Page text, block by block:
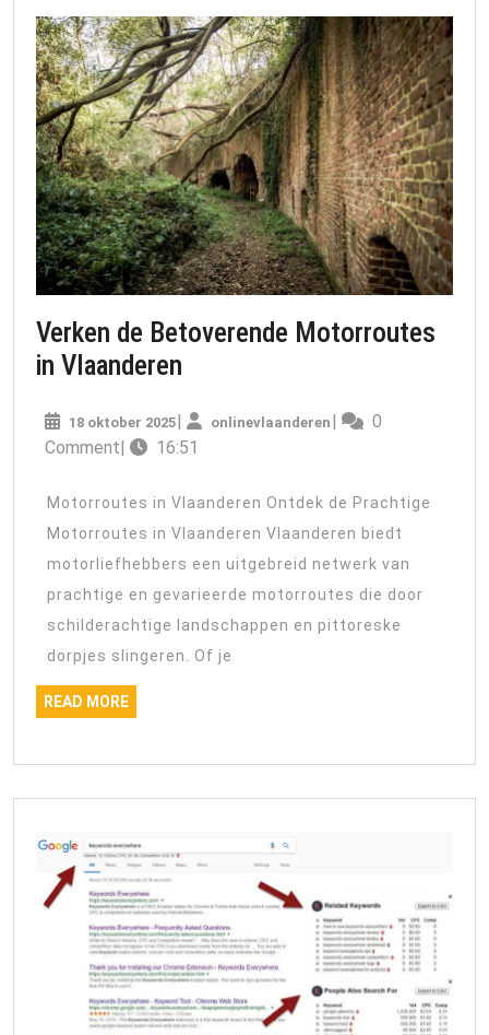
Verken de Betoverende Motorroutes
in Vlaanderen
Betoverende
Motorroutes
in
Vlaanderen
18 oktober 202518
oktober
| onlinevlaanderen onlinevlaanderen
|
0
Comment| 16:51
Motorroutes in Vlaanderen Ontdek de Prachtige
Motorroutes in Vlaanderen Vlaanderen biedt
motorliefhebbers een uitgebreid netwerk van
prachtige en gevarieerde motorroutes die door
schilderachtige landschappen en pittoreske
dorpjes slingeren. Of je
READ MOREREAD
MORE